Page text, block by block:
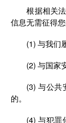
根据相关
信息无需征得
(1) 与我们
(2) 与国家
(3) 与公共
的。
(4) 与犯罪